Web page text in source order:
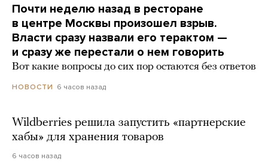
Почти неделю назад в ресторане
в центре Москвы произошел взрыв.
Власти сразу назвали его терактом —
и сразу же перестали о нем говорить
Вот какие вопросы до сих пор остаются без ответов
НОВОСТИ 6 часов назад
Wildberries решила запустить «партнерские
хабы» для хранения товаров
6 часов назад